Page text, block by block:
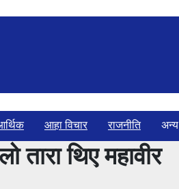
आहा विचार राजनीति अन्य
तारा थिए महावीर